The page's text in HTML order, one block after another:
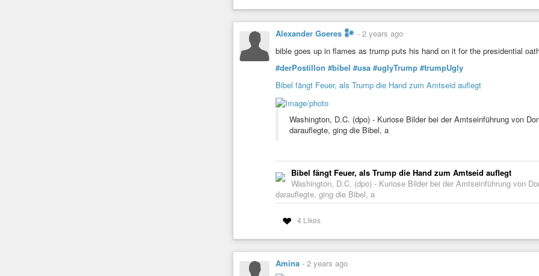
Alexander Goeres 𒀯 - 2 years ago
bible goes up in flames as trump puts his hand on it for the presidential
#derPostillon #bibel #usa #uglyTrump #trumpUgly
Bibel fängt Feuer, als Trump die Hand zum Amtseid auflegt
Washington, D.C. (dpo) - Kuriose Bilder bei der Amtseinführung von
darauflegte, ging die Bibel, a
Bibel fängt Feuer, als Trump die Hand zum Amtseid auflegt
Washington, D.C. (dpo) - Kuriose Bilder bei der Amtseinführung von
darauflegte, ging die Bibel, a
4 Likes
Amina - 2 years ago